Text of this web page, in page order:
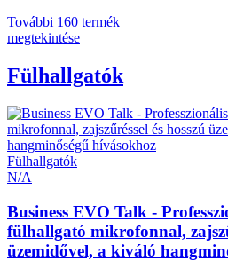
További 160 termék
megtekintése
Fülhallgatók
Fülhallgatók
N/A
Business EVO Talk -
fülhallgató mikrofonnal,
üzemidővel, a kiváló